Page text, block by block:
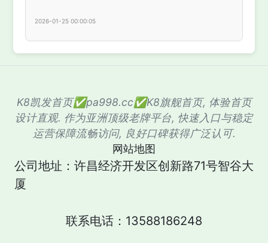
2026-01-25 00:00:05
K8凯发首页✅pa998.cc✅K8旗舰首页, 体验首页
设计直观. 作为亚洲顶级老牌平台, 快速入口与稳定
运营保障流畅访问, 良好口碑获得广泛认可.
网站地图
公司地址：许昌经济开发区创新路71号智谷大
厦
联系电话：13588186248